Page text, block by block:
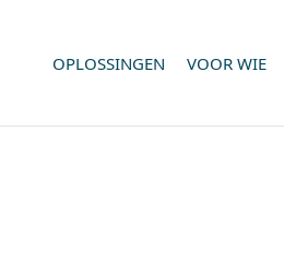
OPLOSSINGEN VOOR WIE